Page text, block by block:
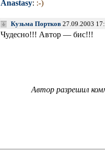
Anastasy: :-)
Кузьма Портков 27.09.2003
Чудесно!!! Автор — бис!!!
Автор разрешил